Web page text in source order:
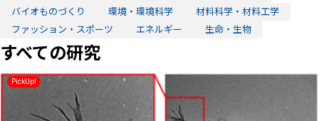
バイオものづくり
環境・環境科学
材料科学・材料工学
ファッション・スポーツ
エネルギー 生命・生物
すべての研究
PickUp!